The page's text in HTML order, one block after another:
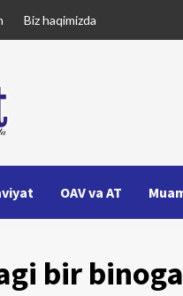
Biz haqimizda
OAV va AT
bir